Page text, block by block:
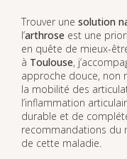
Trouver une solution
l’arthrose est une
en quête de mieux-
à Toulouse,
approche douce, non
la mobilité des
l’inflammation
durable et de
recommandations du
de cette maladie.